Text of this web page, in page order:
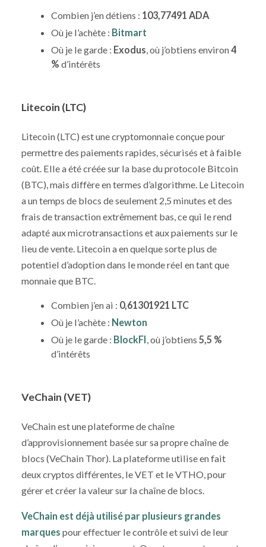
Combien j’en détiens : 103,77491 ADA
Où je l’achète : Bitmart
Où je le garde : Exodus, où j’obtiens environ4
% d’intérêts
Litecoin (LTC)
Litecoin (LTC) est une cryptomonnaie conçue pour
permettre des paiements rapides, sécurisés et à faible
coût. Elle a été créée sur la base du protocole Bitcoin
(BTC), mais diffère en termes d’algorithme. Le Litecoin
a un temps de blocs de seulement 2,5 minutes et des
frais de transaction extrêmement bas, ce qui le rend
adapté aux microtransactions et aux paiements sur le
lieu de vente. Litecoin a en quelque sorte plus de
potentiel d’adoption dans le monde réel en tant que
monnaie que BTC.
Combien j’en ai : 0,61301921 LTC
Où je l’achète : Newton
Où je le garde : BlockFI , où j’obtiens 5,5 %
d’intérêts
VeChain (VET)
VeChain est une plateforme de chaîne
d’approvisionnement basée sur sa propre chaîne de
blocs (VeChain Thor). La plateforme utilise en fait
deux cryptos différentes, le VET et le VTHO, pour
gérer et créer la valeur sur la chaîne de blocs.
VeChain est déjà utilisé par plusieurs grandes
marques pour effectuer le contrôle et suivi de leur